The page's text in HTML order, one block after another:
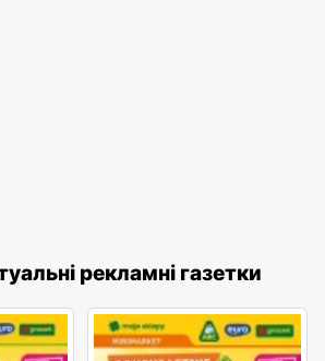
рекламні газетки